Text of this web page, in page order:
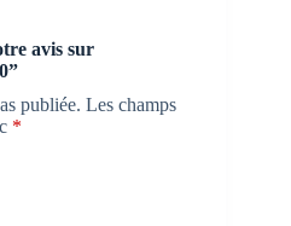
avis sur
publiée. Les champs
*